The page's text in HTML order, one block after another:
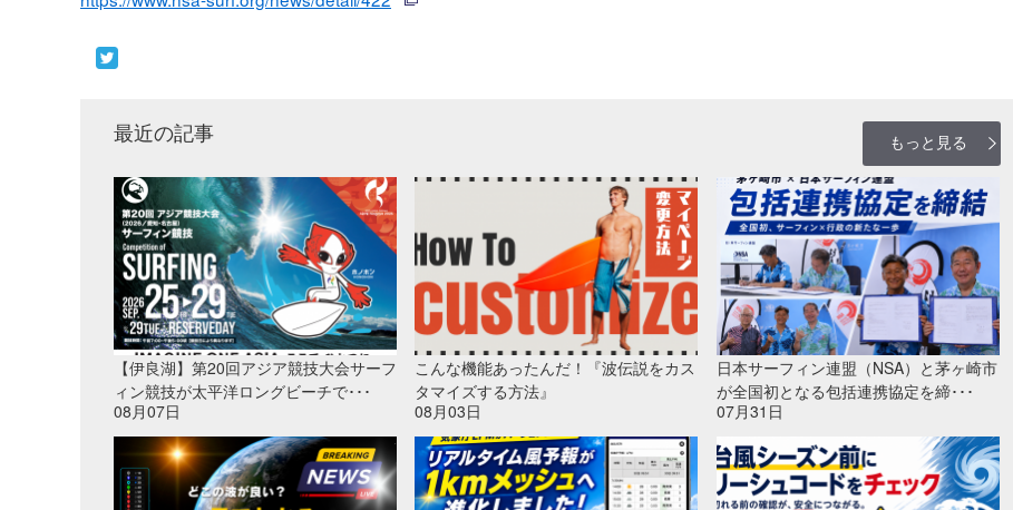
最近の記事 もっと見る
【伊良湖】第20回アジア競技大会サーフ
ィン競技が太平洋ロングビーチで･･･
08月07日
こんな機能あったんだ！『波伝説をカス
タマイズする方法』
08月03日
日本サーフィン連盟（NSA）と茅ヶ崎市
が全国初となる包括連携協定を締･･･
07月31日